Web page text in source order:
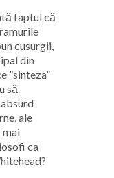
faptul că
cusurgii,
din
”sinteza”
să
ale
mai
ca